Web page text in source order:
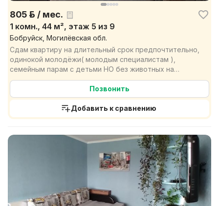
805 р. / мес.
1 комн., 44 м², этаж 5 из 9
Бобруйск, Могилёвская обл.
Сдам квартиру на длительный срок предпочтительно,
одинокой молодёжи( молодым специалистам ),
семейным парам с детьми НО без животных на
длительный с...
Позвонить
Добавить к сравнению